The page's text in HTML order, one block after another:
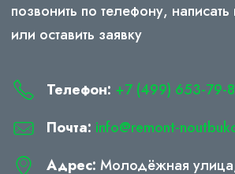
позвонить по телефону,
или оставить заявку
Телефон: +7 (499) 653-79-
Почта: info@remont-
Адрес: Молодёжная